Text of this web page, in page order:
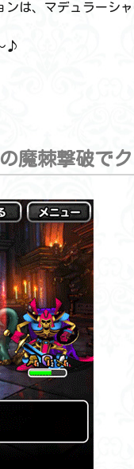
は、マデュラーシ
♪
魔棘撃破で